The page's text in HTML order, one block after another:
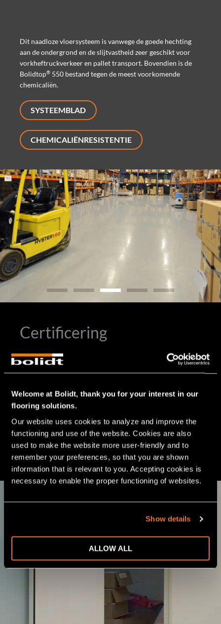
Welcome at Bolidt, thank you for your interest in our
flooring solutions.
Our website uses cookies to analyze and improve the
functioning and use of the website. Cookies are also
used to make the website more user-friendly and to
remember your preferences, so that you are shown
information that is relevant to you. Accepting cookies is
necessary to enable the proper functioning of websites.
Show details
ALLOW ALL
Dit naadloze vloersysteem is vanwege de goede hechting
aan de ondergrond en de slijtvastheid zeer geschikt voor
vorkheftruckverkeer en pallet transport. Bovendien is de
Bolidtop® 550 bestand tegen de meest voorkomende
chemicaliën.
SYSTEEMBLAD
CHEMICALIËNRESISTENTIE
Certificering
Bij de ontwikkelingen van alle Bolidtop
vloersystemen
belastingen waaraan de vloer wordt blootgesteld.
Aangezien vloeren in de voedingsmiddelenindustrie vaak
hygiënische uitdagingen met zich meebrengen, en dus in de
HACCP zijn opgenomen, dragen de kwalitatief
hoogwaardige vloersystemen van Bolidt bij aan het voldoen
aan HACCP-eisen en gelieerde certificeringen, zoals BRC,
GLOBAL G.A.P., IFS Food, RIK, SKAL en GFSI.